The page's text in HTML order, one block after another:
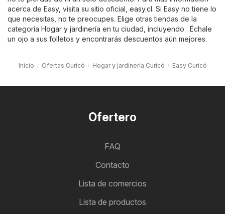
acerca de Easy, visita su sitio oficial, easy.cl. Si Easy no tiene lo
que necesitas, no te preocupes. Elige otras tiendas de la
categoría Hogar y jardinería en tu ciudad, incluyendo . Échale
un ojo a sus folletos y encontrarás descuentos aún mejores.
Inicio Ofertas Curicó Hogar y jardinería Curicó Easy Curicó
Ofertero
FAQ
Contacto
Lista de comercios
Lista de productos